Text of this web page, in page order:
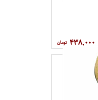
۴۳۸,۰۰۰